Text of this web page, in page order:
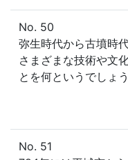
No. 50
弥生時代から古墳時
さまざまな技術や文
とを何というでしょ
No. 51